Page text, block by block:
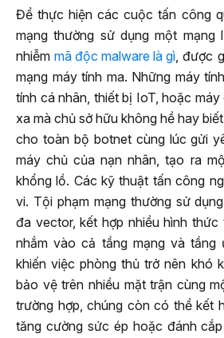
Để thực hiện các cuộc tấn công
mạng thường sử dụng một mạng
nhiễmmã độc malware là gì, được
mạng máy tính ma. Những máy
tính cá nhân, thiết bị IoT, hoặc
xa mà chủ sở hữu không hề hay
cho toàn bộ botnet cùng lúc gửi
máy chủ của nạn nhân, tạo ra
khổng lồ. Các kỹ thuật tấn công
vi. Tội phạm mạng thường sử
đa vector, kết hợp nhiều hình
nhắm vào cả tầng mạng và tầng
khiến việc phòng thủ trở nên khó
bảo vệ trên nhiều mặt trận cùng
trường hợp, chúng còn có thể kết
tăng cường sức ép hoặc đánh